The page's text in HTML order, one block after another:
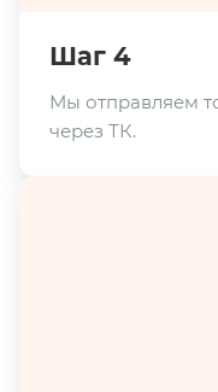
Шаг 4
Мы отправляем
через ТК.